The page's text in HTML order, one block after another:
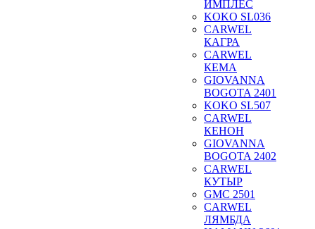
ИМПЛЕС
KOKO SL036
CARWEL
КАГРА
CARWEL
КЕМА
GIOVANNA
BOGOTA 2401
KOKO SL507
CARWEL
КЕНОН
GIOVANNA
BOGOTA 2402
CARWEL
КУТЫР
GMC 2501
CARWEL
ЛЯМБДА